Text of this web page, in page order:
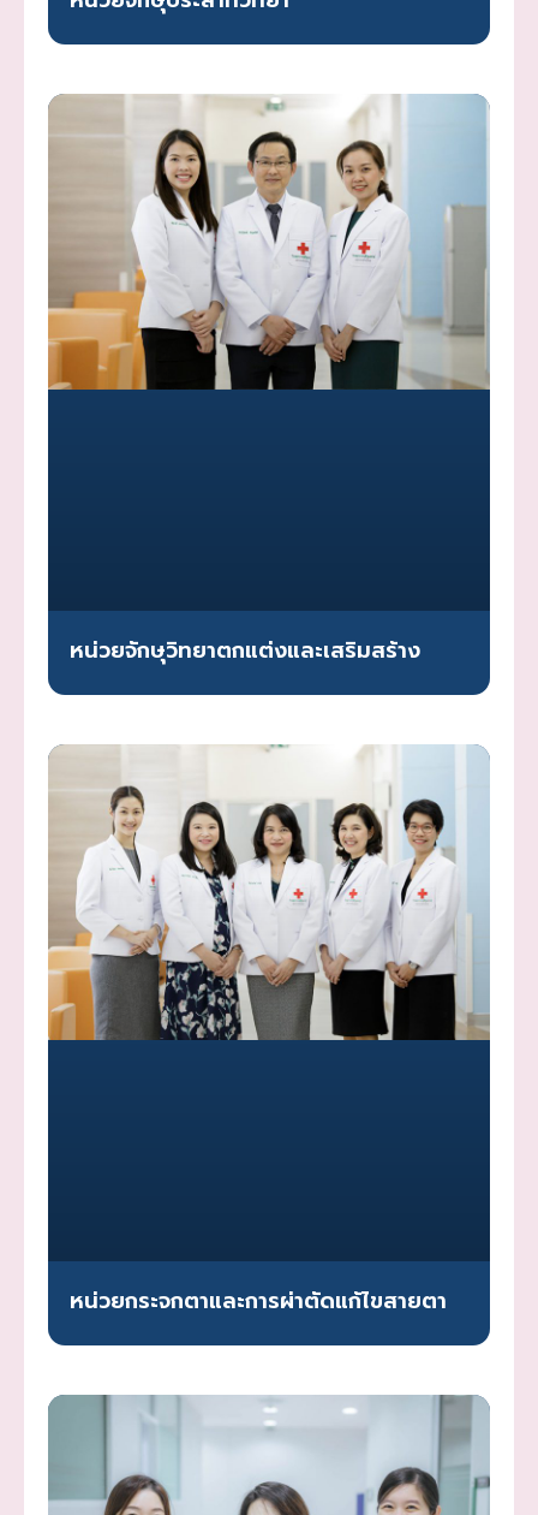
หน่วยจักษุวิทยาตกแต่งและเสริมสร้าง
หน่วยกระจกตาและการผ่าตัดแก้ไขสายตา